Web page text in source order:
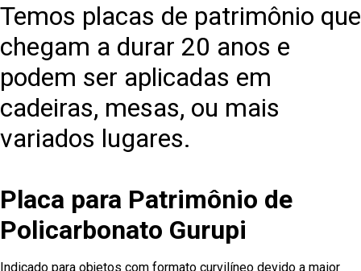
Temos placas de patrimônio que
chegam a durar 20 anos e
podem ser aplicadas em
cadeiras, mesas, ou mais
variados lugares.
Placa para Patrimônio de
Policarbonato Gurupi
Indicado para objetos com formato curvilíneo devido a maior